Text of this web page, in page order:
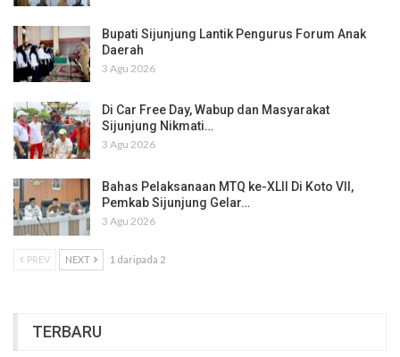
Bupati Sijunjung Lantik Pengurus Forum Anak
Daerah
3 Agu 2026
Di Car Free Day, Wabup dan Masyarakat
Sijunjung Nikmati…
3 Agu 2026
Bahas Pelaksanaan MTQ ke-XLII Di Koto VII,
Pemkab Sijunjung Gelar…
3 Agu 2026
PREV NEXT 1 daripada 2
TERBARU